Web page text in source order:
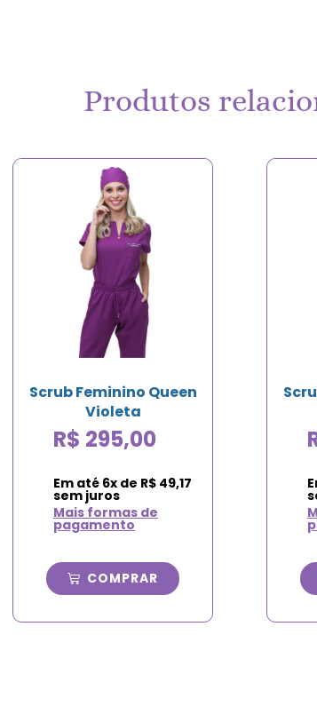
Produtos
Scrub Feminino Queen
Violeta
R$ 295,00
Em até 6x de R$ 49,17
sem juros
Mais formas de
pagamento
COMPRAR